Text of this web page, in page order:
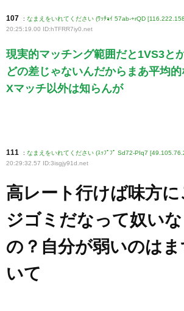
107 : なまえをいれてください (ﾜｯﾁｮｲ 57ab-+rQD
20:25:19.00 ID:hTFRR7iy0 .net
現実的マッチング範囲だと1VS3と
どの差じゃないんだからまあ平均
Xマッチ以外は知らんが
111 : なまえをいれてください (ｽｯﾌﾟﾌﾟ Sd72-PIq7
20:29:32.57 ID:3isgjy91d.net
高レート行けば味方
ジゴミだなって奴い
の？自分が弱いのはま
いて